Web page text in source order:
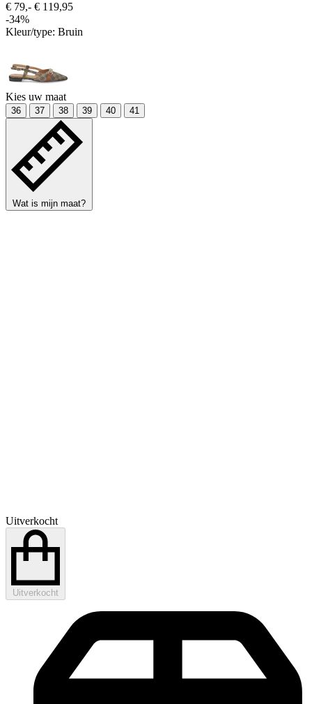
€ 79,- € 119,95
-34%
Kleur/type: Bruin
Kies uw maat
36 37 38 39 40 41
Wat is mijn maat?
Uitverkocht
Uitverkocht